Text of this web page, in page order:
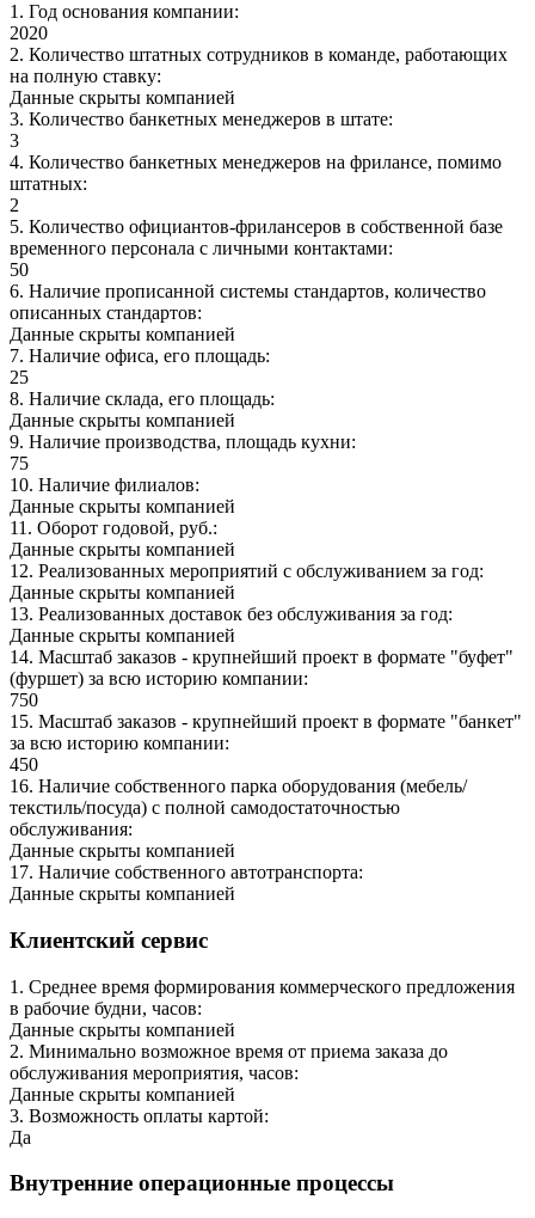
1 . Год основания компании:
2020
2. Количество штатных сотрудников в команде, работающих
на полную ставку:
Данные скрыты компанией
3. Количество банкетных менеджеров в штате:
3
4. Количество банкетных менеджеров на фрилансе, помимо
штатных:
2
5. Количество официантов-фрилансеров в собственной базе
временного персонала с личными контактами:
50
6. Наличие прописанной системы стандартов, количество
описанных стандартов:
Данные скрыты компанией
7. Наличие офиса, его площадь:
25
8. Наличие склада, его площадь:
Данные скрыты компанией
9. Наличие производства, площадь кухни:
75
10. Наличие филиалов:
Данные скрыты компанией
11 . Оборот годовой, руб.:
Данные скрыты компанией
12. Реализованных мероприятий с обслуживанием за год:
Данные скрыты компанией
13. Реализованных доставок без обслуживания за год:
Данные скрыты компанией
14. Масштаб заказов - крупнейший проект в формате "буфет"
(фуршет) за всю историю компании:
750
15. Масштаб заказов - крупнейший проект в формате "банкет"
за всю историю компании:
450
16. Наличие собственного парка оборудования (мебель/
текстиль/посуда) с полной самодостаточностью
обслуживания:
Данные скрыты компанией
17. Наличие собственного автотранспорта:
Данные скрыты компанией
Клиентский сервис
1 . Среднее время формирования коммерческого предложения
в рабочие будни, часов:
Данные скрыты компанией
2. Минимально возможное время от приема заказа до
обслуживания мероприятия, часов:
Данные скрыты компанией
3. Возможность оплаты картой:
Да
Внутренние операционные процессы